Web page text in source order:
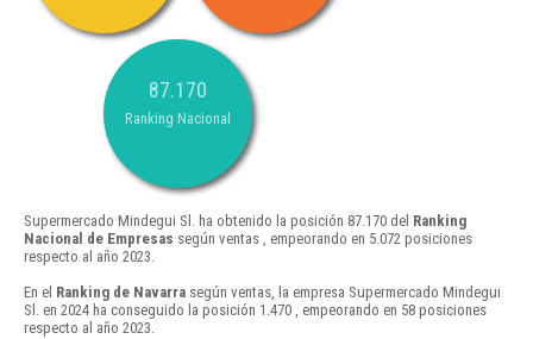
87.170
Ranking Nacional
Supermercado Mindegui Sl. ha obtenido la posición 87.170 del Ranking
Nacional de Empresas según ventas , empeorando en 5.072 posiciones
respecto al año 2023.
En el Ranking de Navarra según ventas, la empresa Supermercado Mindegui
Sl. en 2024 ha conseguido la posición 1.470 , empeorando en 58 posiciones
respecto al año 2023.